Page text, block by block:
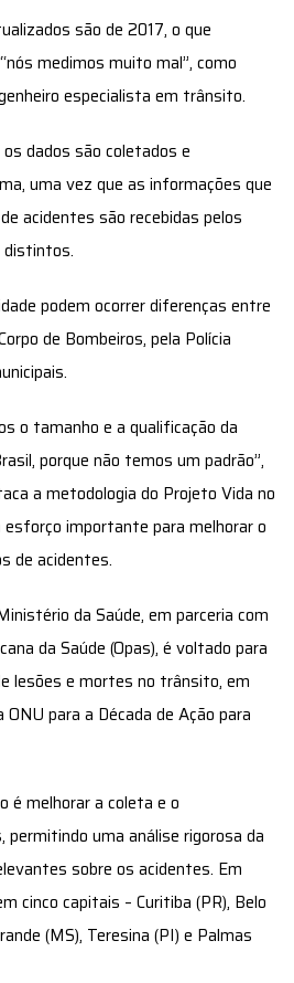
são de 2017, o que
medimos muito mal”, como
especialista em trânsito.
dados são coletados e
uma vez que as informações que
acidentes são recebidas pelos
podem ocorrer diferenças entre
de Bombeiros, pela Polícia
o tamanho e a qualificação da
porque não temos um padrão”,
a metodologia do Projeto Vida no
importante para melhorar o
de acidentes.
da Saúde, em parceria com
da Saúde (Opas), é voltado para
lesões e mortes no trânsito, em
para a Década de Ação para
é melhorar a coleta e o
permitindo uma análise rigorosa da
sobre os acidentes. Em
cinco capitais – Curitiba (PR), Belo
(MS), Teresina (PI) e Palmas